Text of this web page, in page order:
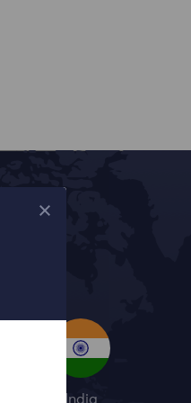
India